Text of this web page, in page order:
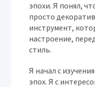
эпохи. Я понял,
просто
инструмент,
настроение,
стиль.
Я начал с
эпох. Я с